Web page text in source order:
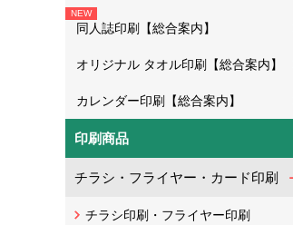
同人誌印刷【総合案内】
オリジナル タオル印刷【総合案内】
カレンダー印刷【総合案内】
印刷商品
チラシ・フライヤー・カード印刷
チラシ印刷・フライヤー印刷